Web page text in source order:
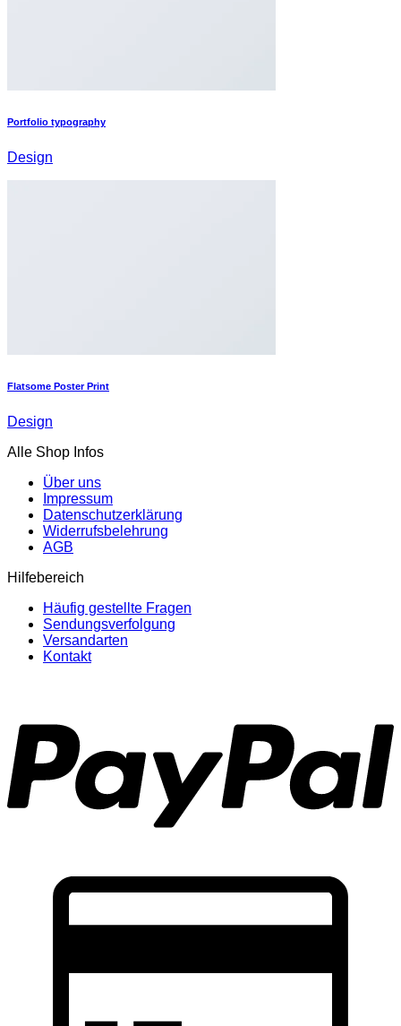
Portfolio typography
Design
Flatsome Poster Print
Design
Alle Shop Infos
Über uns
Impressum
Datenschutzerklärung
Widerrufsbelehrung
AGB
Hilfebereich
Häufig gestellte Fragen
Sendungsverfolgung
Versandarten
Kontakt